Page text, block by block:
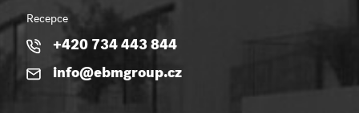
Recepce
+420 734 443 844
info@ebmgroup.cz